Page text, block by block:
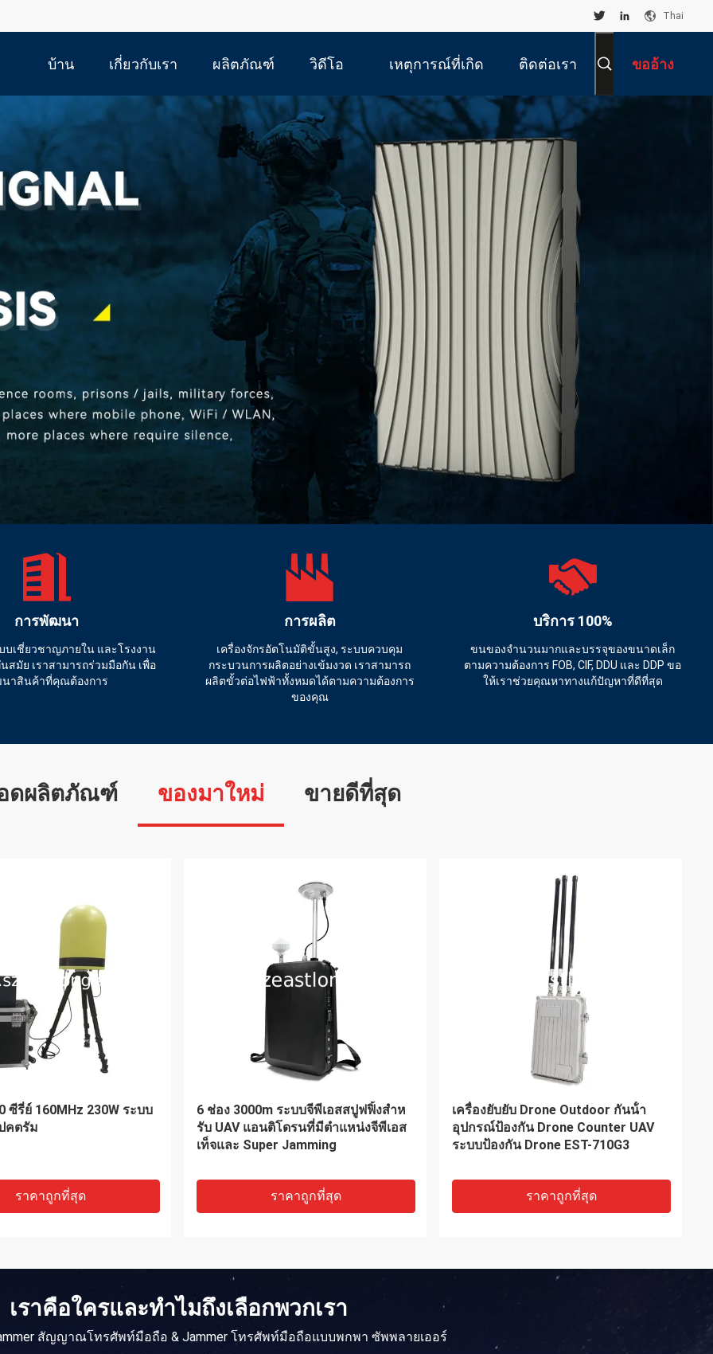
Thai
บ้าน เกี่ยวกับเรา ผลิตภัณฑ์ วิดีโอ เหตุการณ์ที่เกิด
ขึ้น
ติดต่อเรา ขออ้าง
การพัฒนา
บเชี่ยวชาญภายใน และโรงงาน
สมัย เราสามารถร่วมมือกัน เพื่อ
าสินค้าที่คุณต้องการ
การผลิต
เครื่องจักรอัตโนมัติขั้นสูง, ระบบควบคุม
กระบวนการผลิตอย่างเข้มงวด เราสามารถ
ผลิตขั้วต่อไฟฟ้าทั้งหมดได้ตามความต้องการ
ของคุณ
บริการ 100%
ขนของจํานวนมากและบรรจุของขนาดเล็ก
ตามความต้องการ FOB, CIF, DDU และ DDP ขอ
ให้เราช่วยคุณหาทางแก้ปัญหาที่ดีที่สุด
ดผลิตภัณฑ์ ของมาใหม่ ขายดีที่สุด
Jammer สัญญาณ
อ 30M 2W 5G 12 ช่อง
ราคาถูกที่สุด
กระเป๋าเป้สะพายหลัง 30 เมตรปิดกั้น
Jammer สัญญาณโทรศัพท์มือถือพร้อม
แบตเตอรี่หัวกระสุน
ราคาถูกที่สุด
6 แบนด์ ครบวงจร รุ่นปืนพกพา ปืนต่อ
ต้าน Drone UAV Jammer ระยะ 1500
เมตร
ราคาถูกที่สุด
เราคือใครและทำไมถึงเลือกพวกเรา
สัญญาณโทรศัพท์มือถือ & Jammer โทรศัพท์มือถือแบบพกพา ซัพพลายเออร์